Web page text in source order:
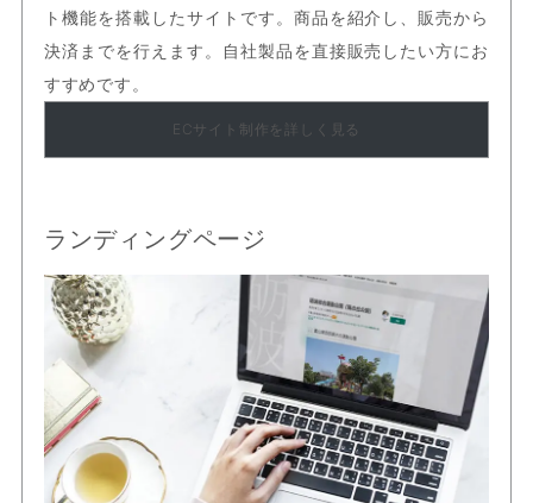
ト機能を搭載したサイトです。商品を紹介し、販売から
決済までを行えます。自社製品を直接販売したい方にお
すすめです。
ECサイト制作を詳しく見る
ランディングページ
Person using laptop